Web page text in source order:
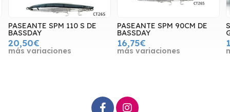
PASEANTE SPM 110 S DE
BASSDAY
20,50€
más variaciones
PASEANTE SPM 90CM DE
BASSDAY
16,75€
más variaciones